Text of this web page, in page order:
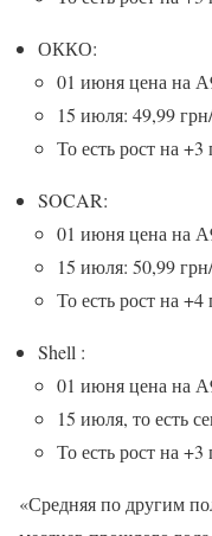
ОККО:
01 июня цена на
15 июля: 49,99
То есть рост на +3
SOCAR:
01 июня цена на
15 июля: 50,99
То есть рост на +4
Shell :
01 июня цена на
15 июля, то есть
То есть рост на +3
«Средняя по другим